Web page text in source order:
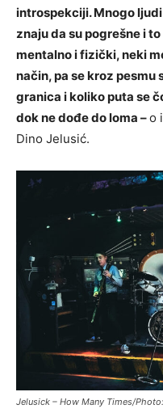
introspekciji. Mnogo
znaju da su pogrešne i to
mentalno i fizički, neki
način, pa se kroz pesmu
granica i koliko puta se
dok ne dođe do loma –o
Dino Jelusić.
Jelusick – How Many Times/